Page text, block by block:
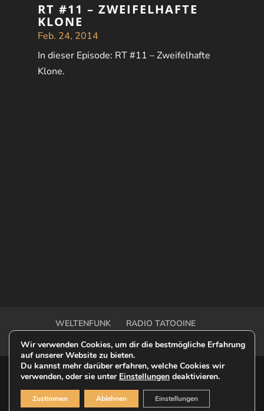
RT #11 – ZWEIFELHAFTE
KLONE
Feb. 24, 2014
In dieser Episode: RT #11 – Zweifelhafte
Klone.
WELTENFUNK
RADIO TATOOINE
OUTER RIM TALK
OFF-MODEL ONE SHOT
© 2023 Weltenfunk - This is a Fan-Website |
Wir verwenden Cookies, um dir die bestmögliche Erfahrung
auf unserer Website zu bieten.
Du kannst mehr darüber erfahren, welche Cookies wir
verwenden, oder sie unter Einstellungen deaktivieren.
Zustimmen Ablehnen Einstellungen